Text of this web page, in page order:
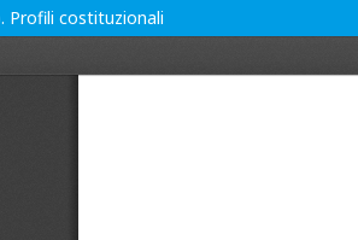
Profili costituzionali